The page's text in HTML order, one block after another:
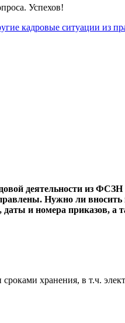
Успехов!
кадровые ситуации из
деятельности из
Нужно ли
и номера приказов, а
хранения, в т.ч.